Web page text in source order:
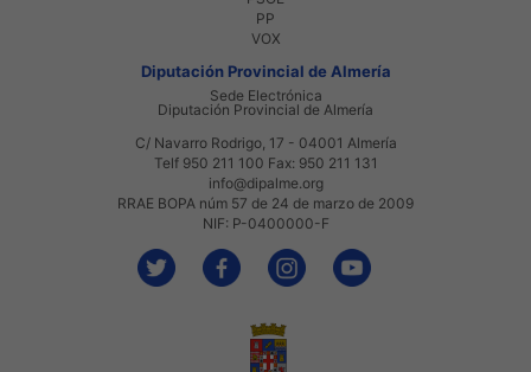
PP
VOX
Diputación Provincial de Almería
Sede Electrónica
Diputación Provincial de Almería
C/ Navarro Rodrigo, 17 - 04001 Almería
Telf 950 211 100 Fax: 950 211 131
info@dipalme.org
RRAE BOPA núm 57 de 24 de marzo de 2009
NIF: P-0400000-F